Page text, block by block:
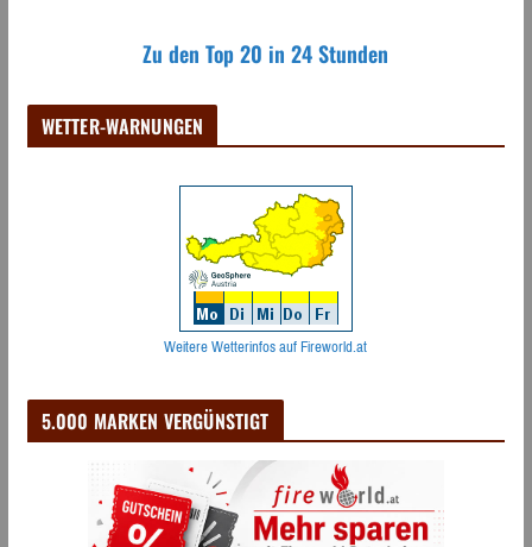
Zu den Top 20 in 24 Stunden
WETTER-WARNUNGEN
Weitere Wetterinfos auf Fireworld.at
5.000 MARKEN VERGÜNSTIGT